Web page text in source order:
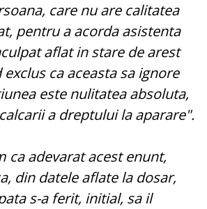
care nu are calitatea
pentru a acorda asistenta
aflat in stare de arest
ca aceasta sa ignore
este nulitatea absoluta,
a dreptului la aparare".
ca adevarat acest enunt,
din datele aflate la dosar,
s-a ferit, initial, sa il